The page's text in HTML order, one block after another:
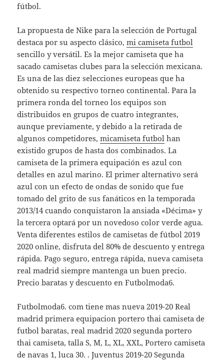
fútbol.
La propuesta de Nike para la selección de Portugal
destaca por su aspecto clásico,mi camiseta futbol
sencillo y versátil. Es la mejor camiseta que ha
sacado camisetas clubes para la selección mexicana.
Es una de las diez selecciones europeas que ha
obtenido su respectivo torneo continental. Para la
primera ronda del torneo los equipos son
distribuidos en grupos de cuatro integrantes,
aunque previamente, y debido a la retirada de
algunos competidores,micamiseta futbol han
existido grupos de hasta dos combinados. La
camiseta de la primera equipación es azul con
detalles en azul marino. El primer alternativo será
azul con un efecto de ondas de sonido que fue
tomado del grito de sus fanáticos en la temporada
2013/14 cuando conquistaron la ansiada «Décima» y
la tercera optará por un novedoso color verde agua.
Venta diferentes estilos de camisetas de fútbol 2019
2020 online, disfruta del 80% de descuento y entrega
rápida. Pago seguro, entrega rápida, nueva camiseta
real madrid siempre mantenga un buen precio.
Precio baratas y descuento en Futbolmoda6.
Futbolmoda6. com tiene mas nueva 2019-20 Real
madrid primera equipacion portero thai camiseta de
futbol baratas, real madrid 2020 segunda portero
thai camiseta, talla S, M, L, XL, XXL, Portero camiseta
de navas 1, luca 30. . Juventus 2019-20 Segunda